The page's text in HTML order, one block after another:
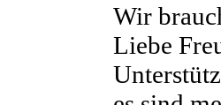
Wir
Liebe